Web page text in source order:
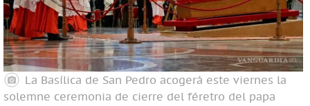
La Basílica de San Pedro acogerá este viernes la
solemne ceremonia de cierre del féretro del papa